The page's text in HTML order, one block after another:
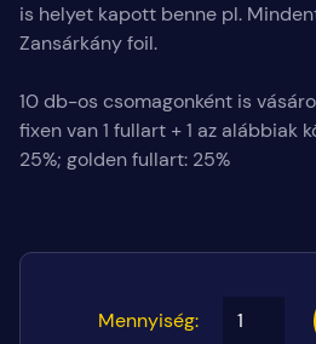
is helyet kapott benne pl.
Zansárkány foil.
10 db-os csomagonként is
fixen van 1 fullart + 1 az alábbiak
25%; golden fullart: 25%
Mennyiség: